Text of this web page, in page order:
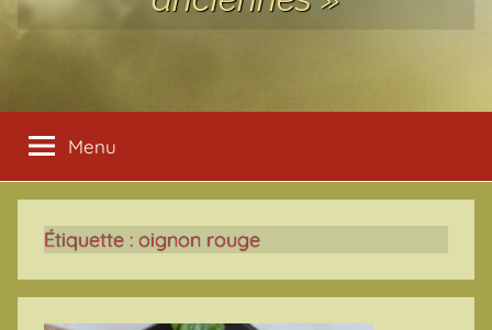
Menu
Étiquette : oignon rouge